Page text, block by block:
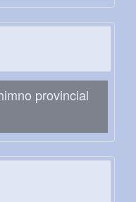
provincial